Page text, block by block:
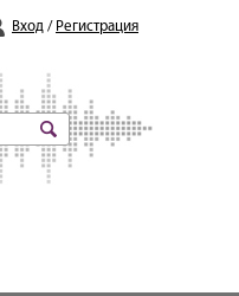
Вход / Регистрация